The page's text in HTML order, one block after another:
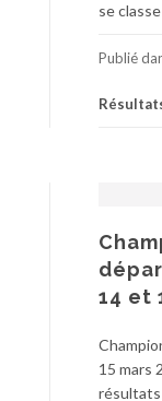
se
Publié
14 et
15 mars
résultats